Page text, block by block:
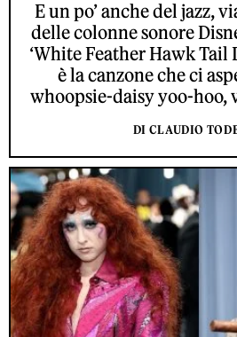
E un po’ anche del jazz,
delle colonne sonore
‘White Feather Hawk Tail
è la canzone che ci
whoopsie-daisy yoo-hoo,
DI CLAUDIO